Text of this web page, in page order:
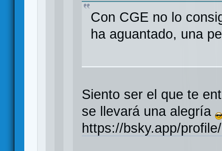
Con CGE no lo
ha aguantado, una
Siento ser el que te
se llevará una alegría
https://bsky.app/